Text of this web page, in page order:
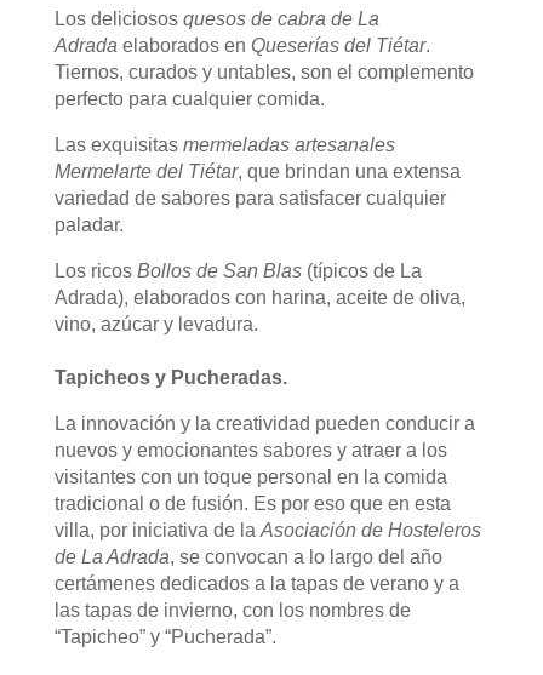
Los deliciosos quesos de cabra de La
Adrada elaborados en Queserías del Tiétar.
Tiernos, curados y untables, son el complemento
perfecto para cualquier comida.
Las exquisitas mermeladas artesanales
Mermelarte del Tiétar, que brindan una extensa
variedad de sabores para satisfacer cualquier
paladar.
Los ricos Bollos de San Blas(típicos de La
Adrada), elaborados con harina, aceite de oliva,
vino, azúcar y levadura.
Tapicheos y Pucheradas.
La innovación y la creatividad pueden conducir a
nuevos y emocionantes sabores y atraer a los
visitantes con un toque personal en la comida
tradicional o de fusión. Es por eso que en esta
villa, por iniciativa de la Asociación de Hosteleros
de La Adrada, se convocan a lo largo del año
certámenes dedicados a la tapas de verano y a
las tapas de invierno, con los nombres de
“Tapicheo” y “Pucherada”.